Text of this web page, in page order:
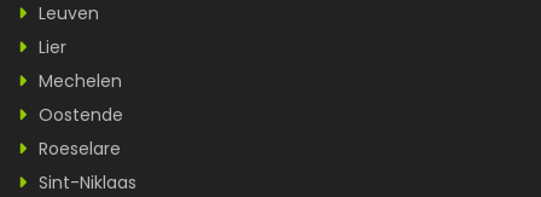
Leuven
Lier
Mechelen
Oostende
Roeselare
Sint-Niklaas